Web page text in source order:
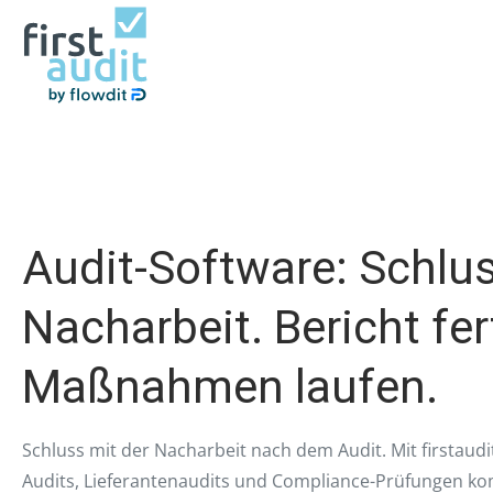
Audit-Software:
Nacharbeit. Bericht
Maßnahmen laufen.
Schluss mit der Nacharbeit nach dem Audit. Mit
Audits, Lieferantenaudits und Compliance-Prüfungen